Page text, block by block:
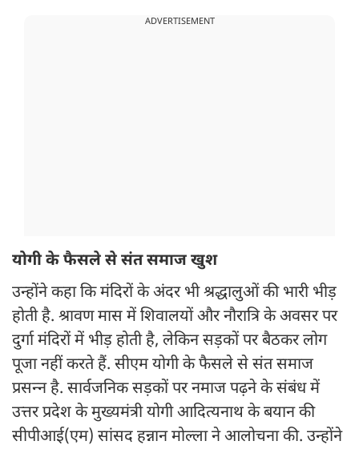
ADVERTISEMENT
योगी के फैसले से संत समाज खुश
उन्‍होंने कहा कि मंदिरों के अंदर भी श्रद्धालुओं की भारी भीड़
होती है. श्रावण मास में शिवालयों और नौरात्रि के अवसर पर
दुर्गा मंदिरों में भीड़ होती है, लेकिन सड़कों पर बैठकर लोग
पूजा नहीं करते हैं. सीएम योगी के फैसले से संत समाज
प्रसन्‍न है. सार्वजनिक सड़कों पर नमाज पढ़ने के संबंध में
उत्तर प्रदेश के मुख्यमंत्री योगी आदित्यनाथ के बयान की
सीपीआई(एम) सांसद हन्नान मोल्ला ने आलोचना की. उन्‍होंने